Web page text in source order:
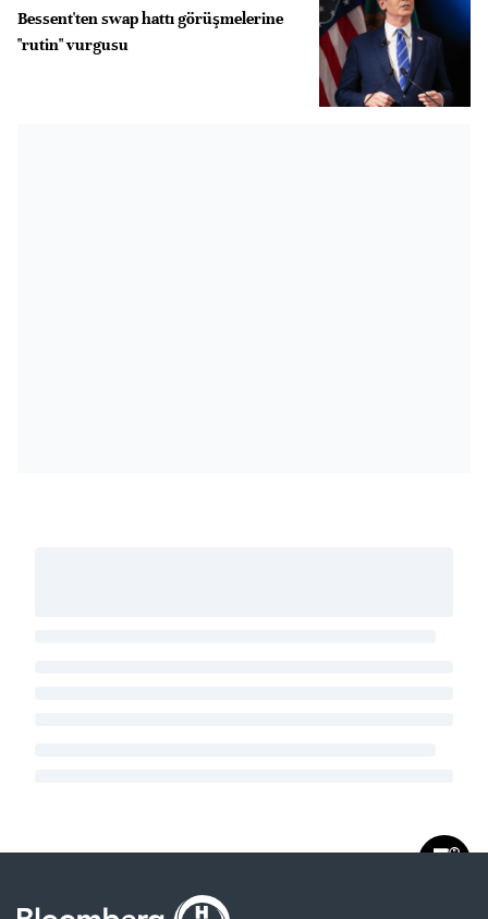
Bessent'ten swap hattı görüşmelerine
"rutin" vurgusu